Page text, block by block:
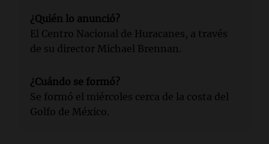
¿Quién lo anunció?
El Centro Nacional de Huracanes, a través
de su director Michael Brennan.
¿Cuándo se formó?
Se formó el miércoles cerca de la costa del
Golfo de México.